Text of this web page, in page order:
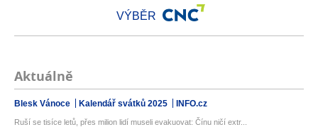
VÝBĚR
Aktuálně
Blesk Vánoce Kalendář svátků 2025 INFO.cz
Ruší se tisíce letů, přes milion lidí museli evakuovat: Čínu ničí extr...